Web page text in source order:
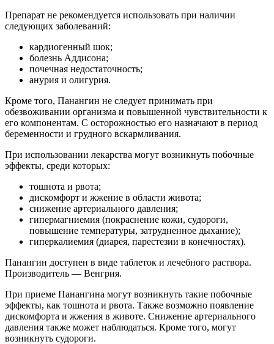
Препарат не рекомендуется использовать при наличии
следующих заболеваний:
кардиогенный шок;
болезнь Аддисона;
почечная недостаточность;
анурия и олигурия.
Кроме того, Панангин не следует принимать при
обезвоживании организма и повышенной чувствительности к
его компонентам. С осторожностью его назначают в период
беременности и грудного вскармливания.
При использовании лекарства могут возникнуть побочные
эффекты, среди которых:
тошнота и рвота;
дискомфорт и жжение в области живота;
снижение артериального давления;
гипермагниемия (покраснение кожи, судороги,
повышение температуры, затрудненное дыхание);
гиперкалиемия (диарея, парестезии в конечностях).
Панангин доступен в виде таблеток и лечебного раствора.
Производитель — Венгрия.
При приеме Панангина могут возникнуть такие побочные
эффекты, как тошнота и рвота. Также возможно появление
дискомфорта и жжения в животе. Снижение артериального
давления также может наблюдаться. Кроме того, могут
возникнуть судороги.